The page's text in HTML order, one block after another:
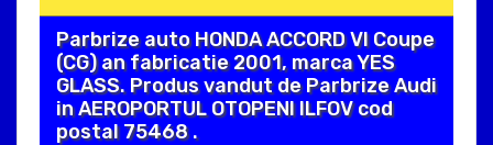
Parbrize auto HONDA ACCORD VI Coupe
(CG) an fabricatie 2001, marca YES
GLASS. Produs vandut de Parbrize Audi
in AEROPORTUL OTOPENI ILFOV cod
postal 75468 .